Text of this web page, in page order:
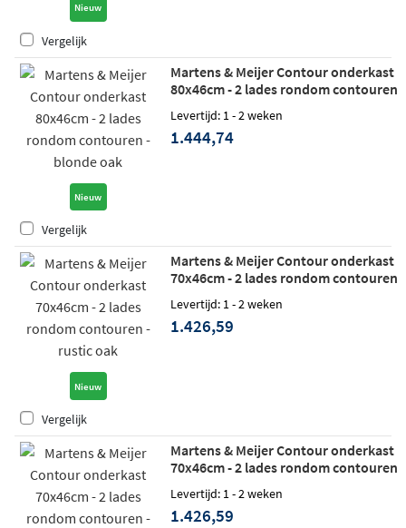
Nieuw
Vergelijk
Nieuw
Martens & Meijer Contour onderkast
80x46cm - 2 lades rondom contouren
Levertijd: 1 - 2 weken
1.444,74
Vergelijk
Nieuw
Martens & Meijer Contour onderkast
70x46cm - 2 lades rondom contouren
- rustic oak
Levertijd: 1 - 2 weken
1.426,59
Vergelijk
Martens & Meijer Contour onderkast
70x46cm - 2 lades rondom contouren
- blonde oak
Levertijd: 1 - 2 weken
1.426,59